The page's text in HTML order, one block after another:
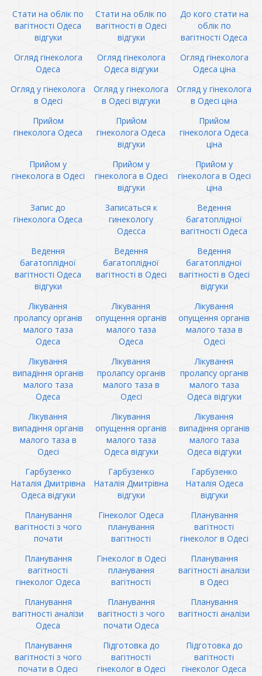
Стати на облік по
вагітності Одеса
відгуки
Стати на облік по
вагітності в Одесі
відгуки
До кого стати на
облік по
вагітності Одеса
Огляд гінеколога
Одеса
Огляд гінеколога
Одеса відгуки
Огляд гінеколога
Одеса ціна
Огляд у гінеколога
в Одесі
Огляд у гінеколога
в Одесі відгуки
Огляд у гінеколога
в Одесі ціна
Прийом
гінеколога Одеса
Прийом
гінеколога Одеса
відгуки
Прийом
гінеколога Одеса
ціна
Прийом у
гінеколога в Одесі
Прийом у
гінеколога в Одесі
відгуки
Прийом у
гінеколога в Одесі
ціна
Запис до
гінеколога Одеса
Записаться к
гинекологу
Одесса
Ведення
багатоплідної
вагітності Одеса
Ведення
багатоплідної
вагітності Одеса
відгуки
Ведення
багатоплідної
вагітності в Одесі
Ведення
багатоплідної
вагітності в Одесі
відгуки
Лікування
пролапсу органів
малого таза
Одеса
Лікування
опущення органів
малого таза
Одеса
Лікування
опущення органів
малого таза в
Одесі
Лікування
випадіння органів
малого таза
Одеса
Лікування
пролапсу органів
малого таза в
Одесі
Лікування
пролапсу органів
малого таза
Одеса відгуки
Лікування
випадіння органів
малого таза в
Одесі
Лікування
опущення органів
малого таза
Одеса відгуки
Лікування
випадіння органів
малого таза
Одеса відгуки
Гарбузенко
Наталія Дмитрівна
Одеса відгуки
Гарбузенко
Наталія Дмитрівна
відгуки
Гарбузенко
Наталія Одеса
відгуки
Планування
вагітності з чого
почати
Гінеколог Одеса
планування
вагітності
Планування
вагітності
гінеколог в Одесі
Планування
вагітності
гінеколог Одеса
Гінеколог в Одесі
планування
вагітності
Планування
вагітності аналізи
в Одесі
Планування
вагітності аналізи
Одеса
Планування
вагітності з чого
почати Одеса
Планування
вагітності аналізи
Планування
вагітності з чого
почати в Одесі
Підготовка до
вагітності
гінеколог в Одесі
Підготовка до
вагітності
гінеколог Одеса